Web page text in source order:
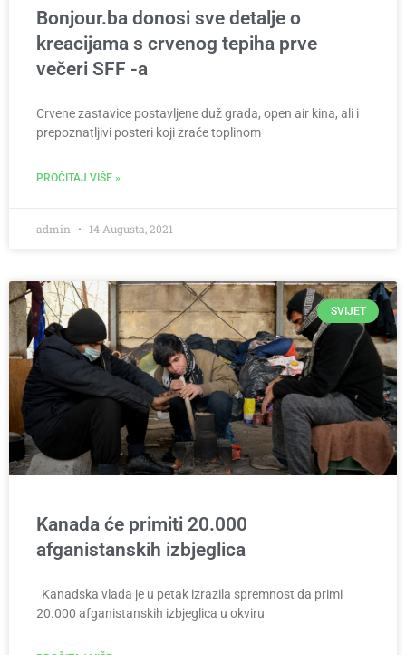
Bonjour.ba donosi sve detalje o
kreacijama s crvenog tepiha prve
večeri SFF -a
Crvene zastavice postavljene duž grada, open air kina, ali i
prepoznatljivi posteri koji zrače toplinom
PROČITAJ VIŠE »
admin 14 Augusta, 2021
SVIJET
Kanada će primiti 20.000
afganistanskih izbjeglica
Kanadska vlada je u petak izrazila spremnost da primi
20.000 afganistanskih izbjeglica u okviru